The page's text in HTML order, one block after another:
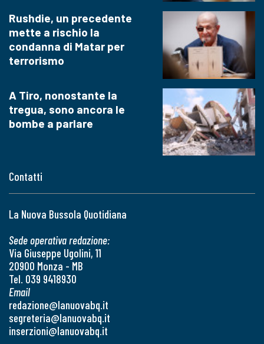
Contatti
La Nuova Bussola Quotidiana
Sede operativa redazione:
Via Giuseppe Ugolini, 11
20900 Monza - MB
Tel. 039 9418930
Email
redazione@lanuovabq.it
segreteria@lanuovabq.it
inserzioni@lanuovabq.it
Rushdie, un precedente
mette a rischio la
condanna di Matar per
terrorismo
A Tiro, nonostante la
tregua, sono ancora le
bombe a parlare